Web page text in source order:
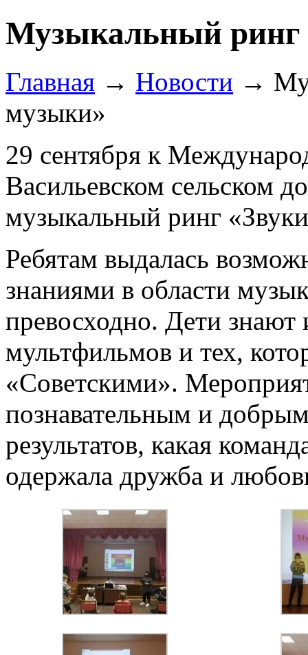
Музыкальный ринг
Главная → Новости →
музыки»
29 сентября к
Васильевском сельском
музыкальный ринг
Ребятам выдалась
знаниями в области
превосходно. Дети
мультфильмов и тех,
«Советскими».
познавательным и
результатов, какая
одержала дружба и